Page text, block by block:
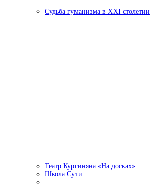
Судьба гуманизма в XXI столетии
Театр Кургиняна «На досках»
Школа Сути